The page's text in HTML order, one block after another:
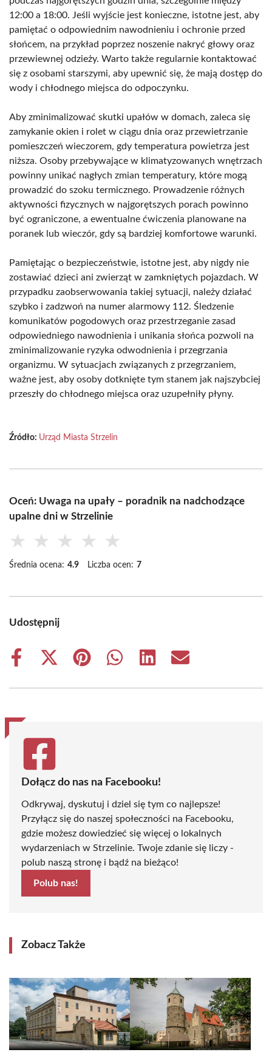
12:00 a 18:00. Jeśli wyjście jest konieczne, istotne jest, aby
pamiętać o odpowiednim nawodnieniu i ochronie przed
słońcem, na przykład poprzez noszenie nakryć głowy oraz
przewiewnej odzieży. Warto także regularnie kontaktować
się z osobami starszymi, aby upewnić się, że mają dostęp do
wody i chłodnego miejsca do odpoczynku.
Aby zminimalizować skutki upałów w domach, zaleca się
zamykanie okien i rolet w ciągu dnia oraz przewietrzanie
pomieszczeń wieczorem, gdy temperatura powietrza jest
niższa. Osoby przebywające w klimatyzowanych wnętrzach
powinny unikać nagłych zmian temperatury, które mogą
prowadzić do szoku termicznego. Prowadzenie różnych
aktywności fizycznych w najgorętszych porach powinno
być ograniczone, a ewentualne ćwiczenia planowane na
poranek lub wieczór, gdy są bardziej komfortowe warunki.
Pamiętając o bezpieczeństwie, istotne jest, aby nigdy nie
zostawiać dzieci ani zwierząt w zamkniętych pojazdach. W
przypadku zaobserwowania takiej sytuacji, należy działać
szybko i zadzwoń na numer alarmowy 112. Śledzenie
komunikatów pogodowych oraz przestrzeganie zasad
odpowiedniego nawodnienia i unikania słońca pozwoli na
zminimalizowanie ryzyka odwodnienia i przegrzania
organizmu. W sytuacjach związanych z przegrzaniem,
ważne jest, aby osoby dotknięte tym stanem jak najszybciej
przeszły do chłodnego miejsca oraz uzupełniły płyny.
Źródło: Urząd Miasta Strzelin
Oceń: Uwaga na upały – poradnik na nadchodzące
upalne dni w Strzelinie
★ ★ ★ ★ ★
Średnia ocena: 4.9 Liczba ocen: 7
Udostępnij
Share
Share
(Twitter)
Share
Share
Share
Share
Dołącz do nas na Facebooku!
Odkrywaj, dyskutuj i dziel się tym co najlepsze!
Przyłącz się do naszej społeczności na Facebooku,
gdzie możesz dowiedzieć się więcej o lokalnych
wydarzeniach w Strzelinie. Twoje zdanie się liczy -
polub naszą stronę i bądź na bieżąco!
Polub nas!
Zobacz Także